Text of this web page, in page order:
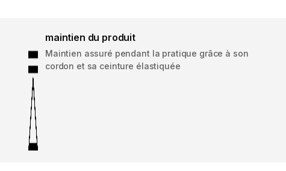
maintien du produit
Maintien assuré pendant la pratique grâce à son
cordon et sa ceinture élastiquée